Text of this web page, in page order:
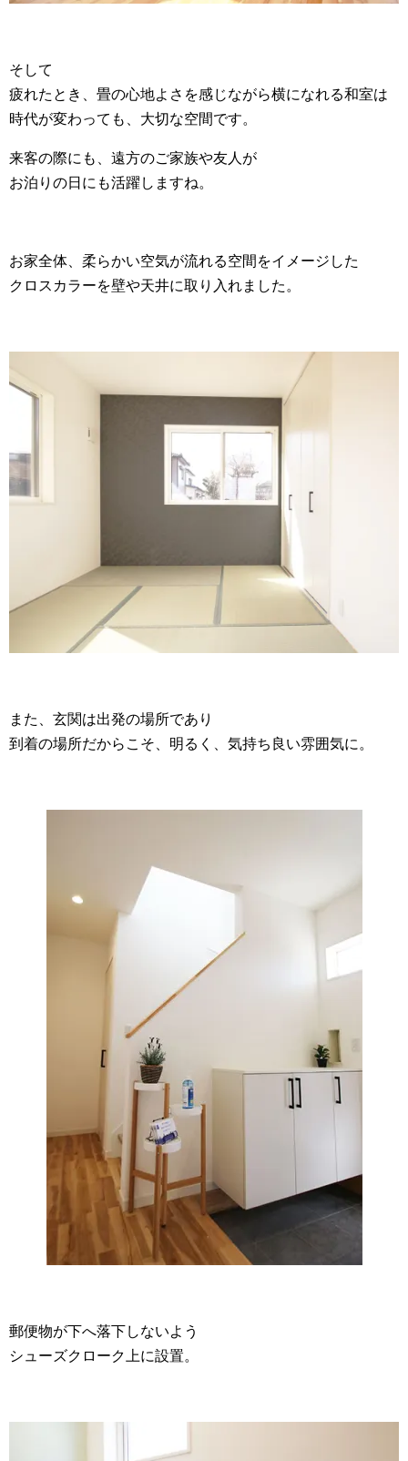
そして
疲れたとき、畳の心地よさを感じながら横になれる和室は
時代が変わっても、大切な空間です。
来客の際にも、遠方のご家族や友人が
お泊りの日にも活躍しますね。
お家全体、柔らかい空気が流れる空間をイメージした
クロスカラーを壁や天井に取り入れました。
また、玄関は出発の場所であり
到着の場所だからこそ、明るく、気持ち良い雰囲気に。
郵便物が下へ落下しないよう
シューズクローク上に設置。